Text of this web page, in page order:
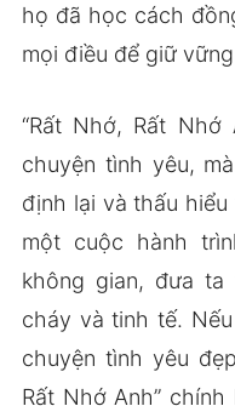
họ đã học cách
mọi điều để giữ
“Rất Nhớ, Rất
chuyện tình yêu,
định lại và thấu
một cuộc hành
không gian, đưa
cháy và tinh tế.
chuyện tình yêu
Rất Nhớ Anh”